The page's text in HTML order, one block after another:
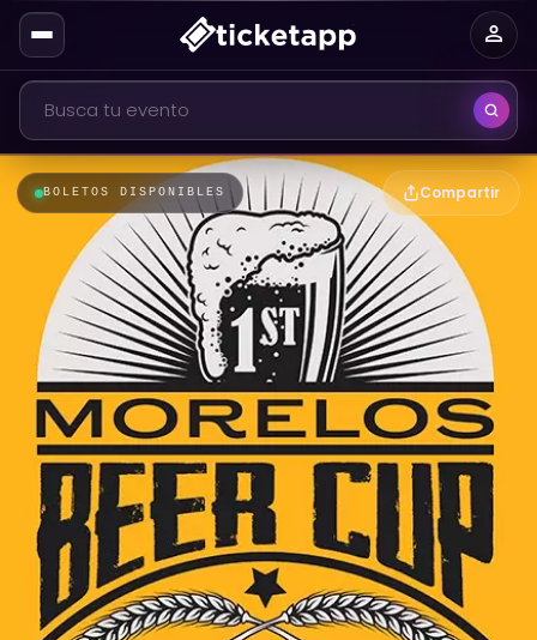
person
BOLETOS DISPONIBLES Compartir